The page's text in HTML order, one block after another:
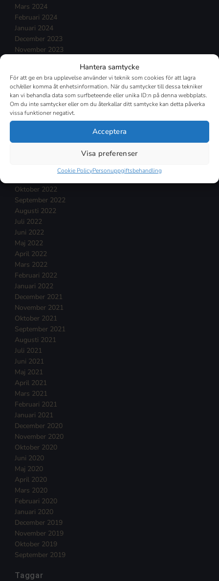
Hantera samtycke
För att ge en bra upplevelse använder vi teknik som cookies för att lagra
och/eller komma åt enhetsinformation. När du samtycker till dessa tekniker
kan vi behandla data som surfbeteende eller unika ID:n på denna webbplats.
Om du inte samtycker eller om du återkallar ditt samtycke kan detta påverka
vissa funktioner negativt.
Acceptera
Visa preferenser
Cookie PolicyPersonuppgiftsbehandling
Mars 2024
Februari 2024
Januari 2024
December 2023
November 2023
Augusti 2023
Juli 2023
Juni 2023
Maj 2023
December 2022
Oktober 2022
September 2022
Augusti 2022
Juli 2022
Juni 2022
Maj 2022
April 2022
Mars 2022
Februari 2022
Januari 2022
December 2021
November 2021
Oktober 2021
September 2021
Augusti 2021
Juli 2021
Juni 2021
Maj 2021
April 2021
Mars 2021
Februari 2021
Januari 2021
December 2020
November 2020
Oktober 2020
Juni 2020
Maj 2020
April 2020
Mars 2020
Februari 2020
Januari 2020
December 2019
November 2019
Oktober 2019
September 2019
Taggar